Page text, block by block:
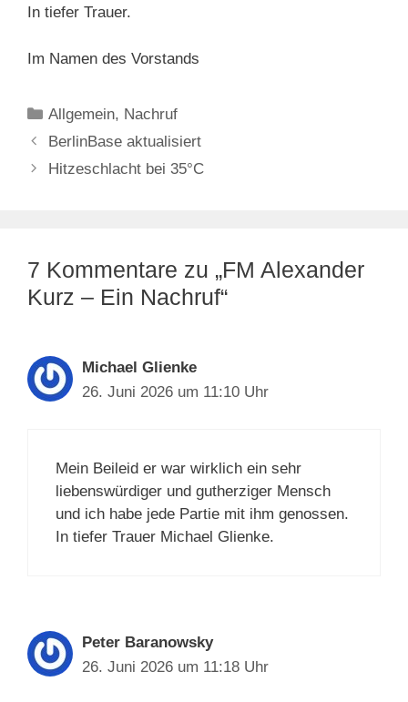
In tiefer Trauer.
Im Namen des Vorstands
Kategorien
Allgemein, Nachruf
BerlinBase aktualisiert
Hitzeschlacht bei 35°C
7 Kommentare zu „FM Alexander
Kurz – Ein Nachruf“
Michael Glienke
26. Juni 2026 um 11:10 Uhr
Mein Beileid er war wirklich ein sehr
liebenswürdiger und gutherziger Mensch
und ich habe jede Partie mit ihm genossen.
In tiefer Trauer Michael Glienke.
Peter Baranowsky
26. Juni 2026 um 11:18 Uhr